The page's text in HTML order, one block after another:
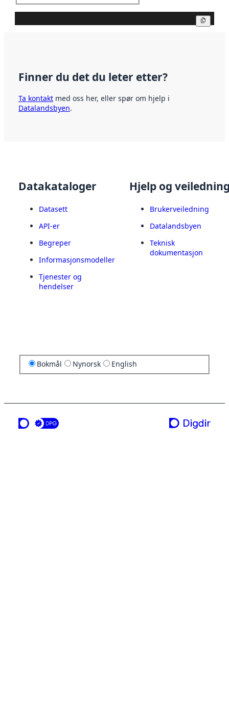
Finner du det du leter etter?
Ta kontakt med oss her, eller spør om hjelp i
Datalandsbyen.
Datakataloger
Datasett
API-er
Begreper
Informasjonsmodeller
Tjenester og
hendelser
Hjelp og
Brukerveiledning
Datalandsbyen
Teknisk
dokumentasjon
Bokmål Nynorsk English